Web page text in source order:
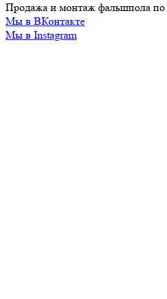
Продажа и монтаж фальшпола по
Мы в ВКонтакте
Мы в Instagram